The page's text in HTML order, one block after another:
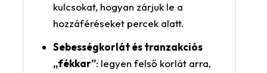
kulcsokat, hogyan zárjuk le a
hozzáféréseket percek alatt.
Sebességkorlát és tranzakciós
„fékkar”: legyen felső korlát arra,